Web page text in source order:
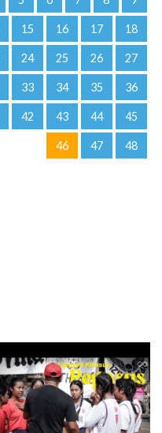
15 16 17 18
24 25 26 27
33 34 35 36
42 43 44 45
46 47 48